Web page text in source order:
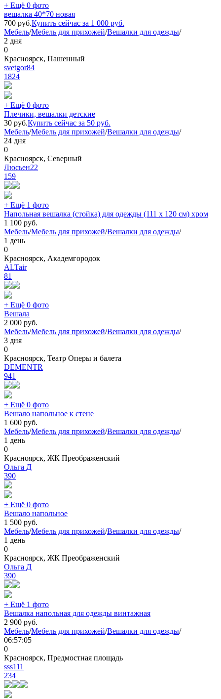
+ Ещё 0 фото
вешалка 40*70 новая
700 руб.Купить сейчас за 1 000 руб.
Мебель/Мебель для прихожей/Вешалки для одежды/
2 дня
0
Красноярск, Пашенный
svetgor84
1824
+ Ещё 0 фото
Плечики, вешалки детские
30 руб.Купить сейчас за 50 руб.
Мебель/Мебель для прихожей/Вешалки для одежды/
24 дня
0
Красноярск, Северный
Люсьен22
159
+ Ещё 1 фото
Напольная вешалка (стойка) для одежды (111 х 120 см) хром
1 100 руб.
Мебель/Мебель для прихожей/Вешалки для одежды/
1 день
0
Красноярск, Академгородок
ALTair
81
+ Ещё 0 фото
Вешала
2 000 руб.
Мебель/Мебель для прихожей/Вешалки для одежды/
3 дня
0
Красноярск, Театр Оперы и балета
DEMENTR
941
+ Ещё 0 фото
Вешало напольное к стене
1 600 руб.
Мебель/Мебель для прихожей/Вешалки для одежды/
1 день
0
Красноярск, ЖК Преображенский
Ольга Д
390
+ Ещё 0 фото
Вешало напольное
1 500 руб.
Мебель/Мебель для прихожей/Вешалки для одежды/
1 день
0
Красноярск, ЖК Преображенский
Ольга Д
390
+ Ещё 1 фото
Вешалка напольная для одежды винтажная
2 900 руб.
Мебель/Мебель для прихожей/Вешалки для одежды/
06:57:05
0
Красноярск, Предмостная площадь
sss111
234